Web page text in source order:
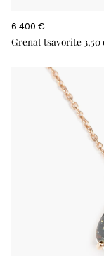
Grenat tsavorite 3,50
6 400 €